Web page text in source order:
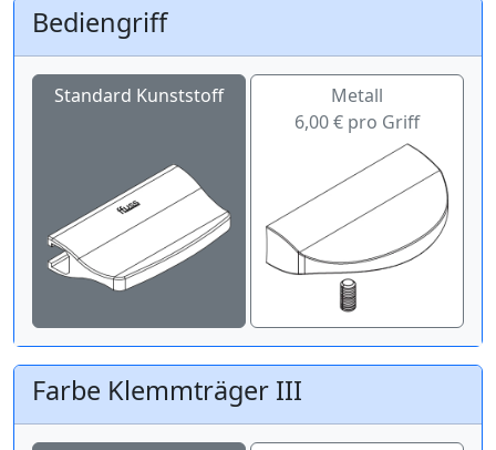
Bediengriff
Standard Kunststoff
Metall
6,00 € pro Griff
Farbe Klemmträger III